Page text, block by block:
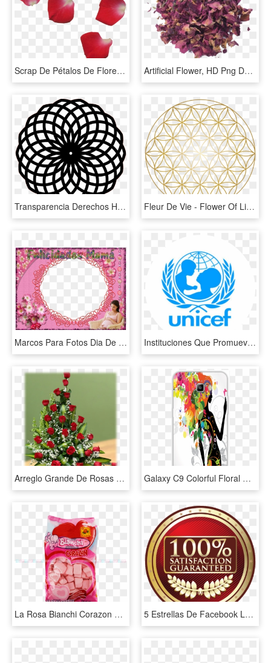
Scrap De Pétalos De Flores - Red Flower Leaf Png, Transparent Png Artificial Flower, HD Png Download
Transparencia Derechos Humanos Perspectiva De Género - Lotus Flower Mandala Stencil, HD Png Download Fleur De Vie - Flower Of Life, HD Png Download
Marcos Para Fotos Dia De Las Madres - Carta A Una Madre Luchadora, HD Png Download Instituciones Que Promueven La Cultura De Paz, HD Png Download
Arreglo Grande De Rosas - Fresh Flower Arrangement With Rose, HD Png Download Galaxy C9 Colorful Floral Girl Designer Printed 3d - Taller Del Día De La Mujer, HD Png Download
La Rosa Bianchi Corazon 15/400g De La Rosa , Png Download - Productos De La Rosa, Transparent Png 5 Estrellas De Facebook Las Que Le Gustan A My Friend - Best Medal, HD Png Download